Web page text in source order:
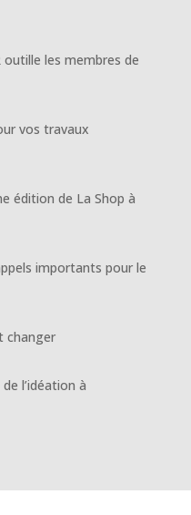
outille les membres de
vos travaux
édition de La Shop à
importants pour le
changer
l’idéation à